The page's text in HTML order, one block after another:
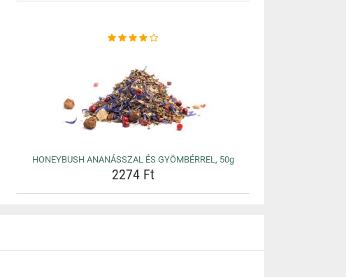
HONEYBUSH ANANÁSSZAL ÉS GYÖMBÉRREL, 50g
2274 Ft